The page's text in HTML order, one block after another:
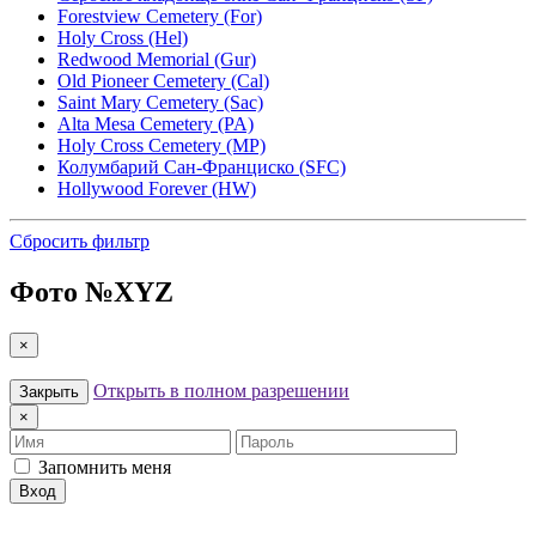
Forestview Cemetery (For)
Holy Cross (Hel)
Redwood Memorial (Gur)
Old Pioneer Cemetery (Cal)
Saint Mary Cemetery (Sac)
Alta Mesa Cemetery (PA)
Holy Cross Cemetery (MP)
Колумбарий Сан-Франциско (SFC)
Hollywood Forever (HW)
Сбросить фильтр
Фото №XYZ
×
Закрыть Открыть в полном разрешении
×
Имя
Пароль
Запомнить меня
Вход